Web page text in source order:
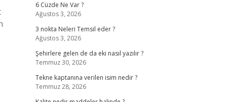
6 Cüzde Ne Var ?
Ağustos 3, 2026
3 nokta Neleri Temsil eder ?
Ağustos 3, 2026
Şehirlere gelen de da eki nasıl yazılır ?
Temmuz 30, 2026
Tekne kaptanına verilen isim nedir ?
Temmuz 28, 2026